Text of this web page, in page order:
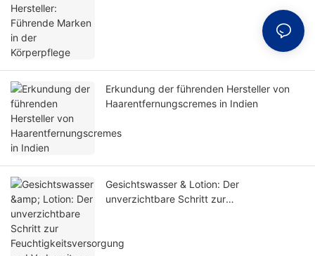
Erkundung der führenden Hersteller von
Haarentfernungscremes in Indien
Gesichtswasser & Lotion: Der
unverzichtbare Schritt zur